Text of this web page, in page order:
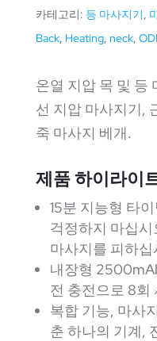
카테고리: 등 마사지기
Back, Heating, neck,
온열 지압 목 및 등
선 지압 마사지기,
죽 마사지 베개.
제품 하이라이
15분 지능형 타
걱정하지 마십
마사지를 피하십
내장형
전 충전으로 8회
복합 기능, 마사
춘 하나의 기계,